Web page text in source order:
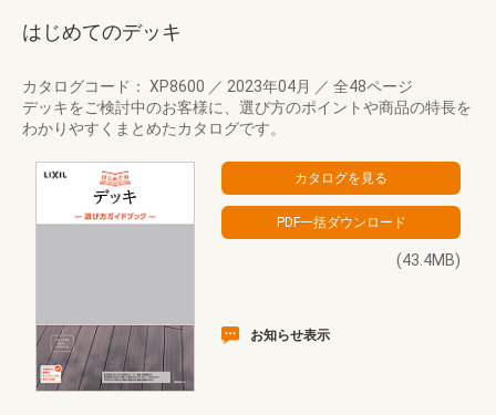
はじめてのデッキ
カタログコード： XP8600 ／ 2023年04月 ／ 全48ページ
デッキをご検討中のお客様に、選び方のポイントや商品の特長を
わかりやすくまとめたカタログです。
(43.4MB)
お知らせ表示